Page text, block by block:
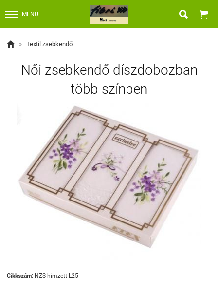
MENÜ  
 » Textil zsebkendő
Női zsebkendő díszdobozban
több színben
Cikkszám: NZS himzett L25